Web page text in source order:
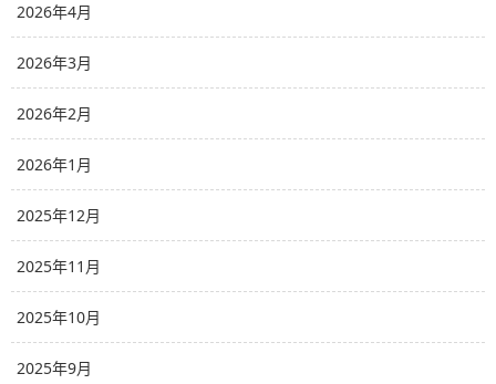
2026年4月
2026年3月
2026年2月
2026年1月
2025年12月
2025年11月
2025年10月
2025年9月